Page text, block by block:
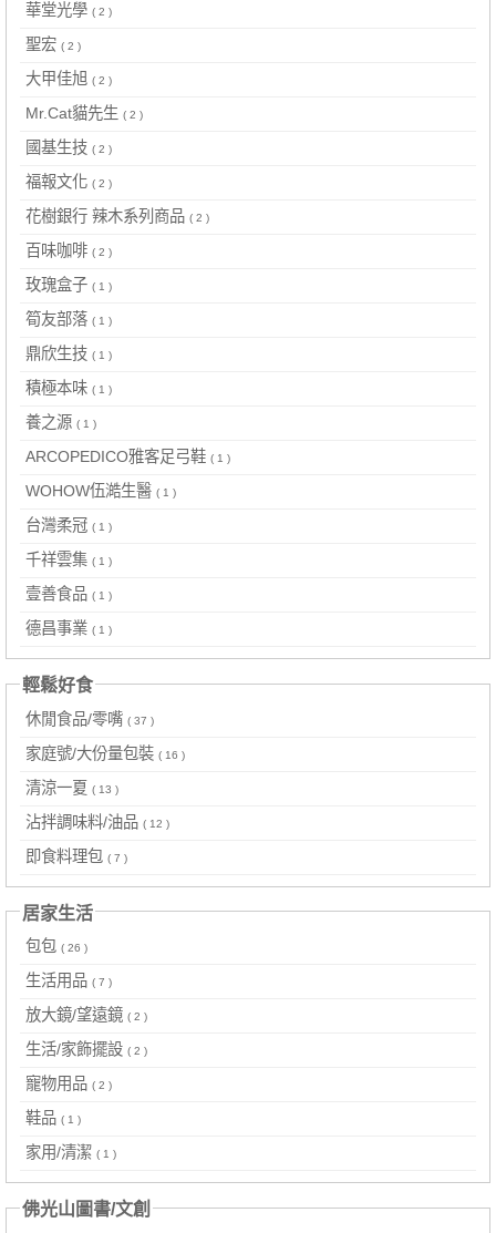
華堂光學 ( 2 )
聖宏 ( 2 )
大甲佳旭 ( 2 )
Mr.Cat貓先生 ( 2 )
國基生技 ( 2 )
福報文化 ( 2 )
花樹銀行 辣木系列商品 ( 2 )
百味咖啡 ( 2 )
玫瑰盒子 ( 1 )
筍友部落 ( 1 )
鼎欣生技 ( 1 )
積極本味 ( 1 )
養之源 ( 1 )
ARCOPEDICO雅客足弓鞋 ( 1 )
WOHOW伍澔生醫 ( 1 )
台灣柔冠 ( 1 )
千祥雲集 ( 1 )
壹善食品 ( 1 )
德昌事業 ( 1 )
輕鬆好食
休閒食品/零嘴 ( 37 )
家庭號/大份量包裝 ( 16 )
清涼一夏 ( 13 )
沾拌調味料/油品 ( 12 )
即食料理包 ( 7 )
居家生活
包包 ( 26 )
生活用品 ( 7 )
放大鏡/望遠鏡 ( 2 )
生活/家飾擺設 ( 2 )
寵物用品 ( 2 )
鞋品 ( 1 )
家用/清潔 ( 1 )
佛光山圖書/文創